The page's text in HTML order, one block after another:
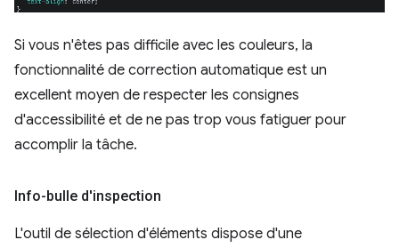
Si vous n'êtes pas difficile avec les couleurs, la
fonctionnalité de correction automatique est un
excellent moyen de respecter les consignes
d'accessibilité et de ne pas trop vous fatiguer pour
accomplir la tâche.
Info-bulle d'inspection
L'outil de sélection d'éléments dispose d'une